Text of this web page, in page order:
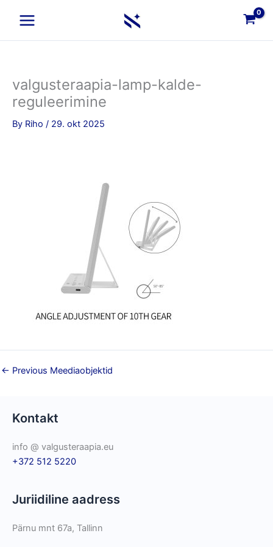
valgusteraapia-lamp-kalde-
reguleerimine
By Riho / 29. okt 2025
← Previous Meediaobjektid
Kontakt
info @ valgusteraapia.eu
+372 512 5220
Juriidiline aadress
Pärnu mnt 67a, Tallinn